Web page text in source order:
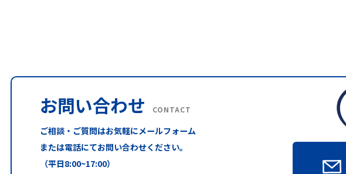
お問い合わせ CONTACT
ご相談・ご質問はお気軽にメールフォーム
または電話にてお問い合わせください。
（平日8:00~17:00）